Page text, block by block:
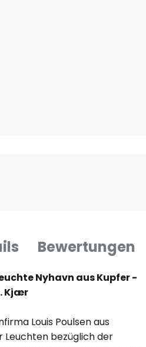
Bewertungen
Nyhavn aus Kupfer -
Kjær
Louis Poulsen aus
bezüglich der